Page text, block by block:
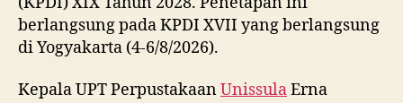
berlangsung pada KPDI XVII yang berlangsung
di Yogyakarta (4-6/8/2026).
Kepala UPT PerpustakaanUnissulaErna